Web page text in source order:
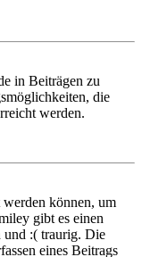
in Beiträgen zu
die
werden.
können, um
gibt es einen
und :( traurig. Die
eines Beitrags